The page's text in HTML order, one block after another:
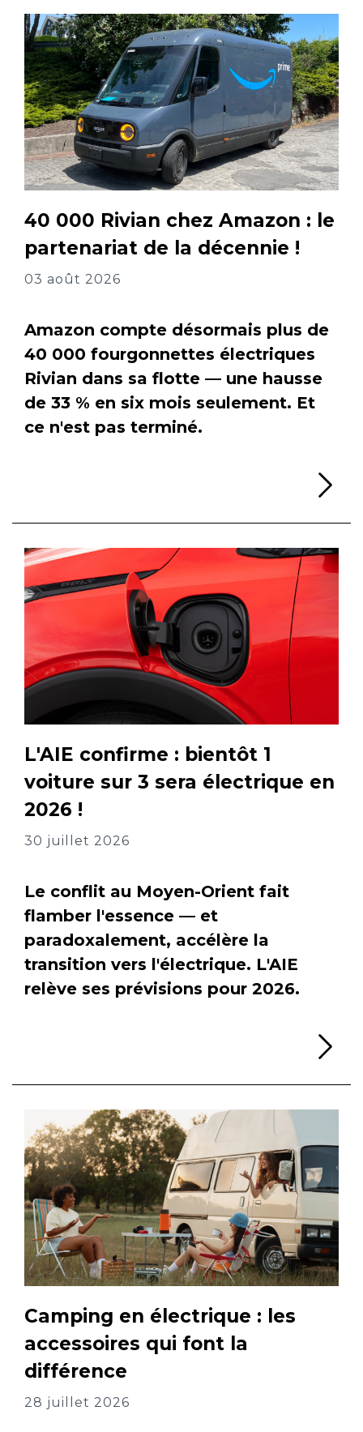
40 000 Rivian chez Amazon : le
partenariat de la décennie !
03 août 2026
Amazon compte désormais plus de
40 000 fourgonnettes électriques
Rivian dans sa flotte — une hausse
de 33 % en six mois seulement. Et
ce n'est pas terminé.
L'AIE confirme : bientôt 1
voiture sur 3 sera électrique en
2026 !
30 juillet 2026
Le conflit au Moyen-Orient fait
flamber l'essence — et
paradoxalement, accélère la
transition vers l'électrique. L'AIE
relève ses prévisions pour 2026.
Camping en électrique : les
accessoires qui font la
différence
28 juillet 2026